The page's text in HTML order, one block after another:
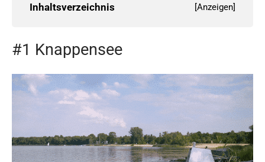
Inhaltsverzeichnis [Anzeigen]
#1 Knappensee